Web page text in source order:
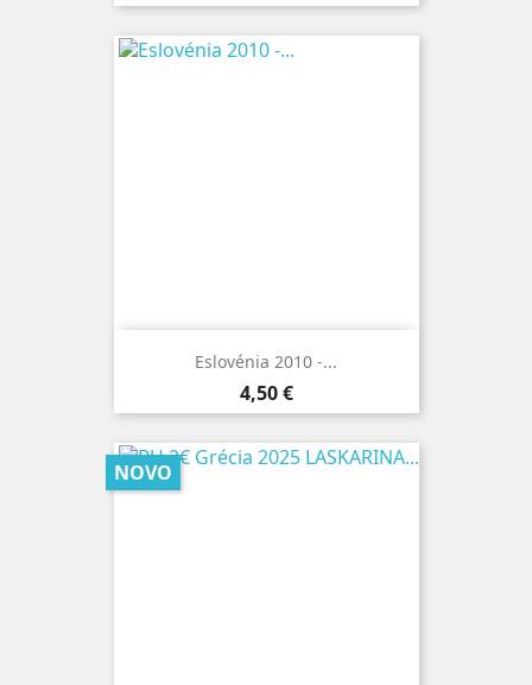
Eslovénia 2010 -...
Preço
4,50 €
NOVO